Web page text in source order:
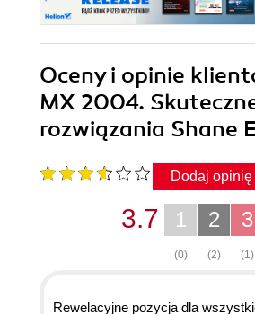
Oceny i opinie
MX 2004.
rozwiązania Shane
Dodaj opinię
3
(1)
2
(2)
1
(0)
3.7
Rewelacyjne pozycja dla